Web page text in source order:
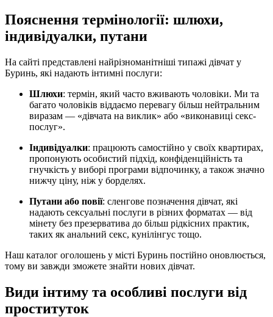
Пояснення термінології: шлюхи,
індивідуалки, путани
На сайті представлені найрізноманітніші типажі дівчат у
Буринь, які надають інтимні послуги:
Шлюхи: термін, який часто вживають чоловіки. Ми та
багато чоловіків віддаємо перевагу більш нейтральним
виразам — «дівчата на виклик» або «виконавиці секс-
послуг».
Індивідуалки: працюють самостійно у своїх квартирах,
пропонують особистий підхід, конфіденційність та
гнучкість у виборі програми відпочинку, а також значно
нижчу ціну, ніж у борделях.
Путани або повії: сленгове позначення дівчат, які
надають сексуальні послуги в різних форматах — від
мінету без презерватива до більш рідкісних практик,
таких як анальний секс, кунілінгус тощо.
Наш каталог оголошень у місті Буринь постійно оновлюється,
тому ви завжди зможете знайти нових дівчат.
Види інтиму та особливі послуги від
проституток